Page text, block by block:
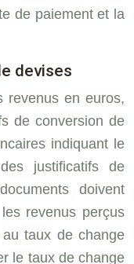
de paiement et la
devises
revenus en euros,
de conversion de
indiquant le
justificatifs de
doivent
revenus perçus
taux de change
le taux de change